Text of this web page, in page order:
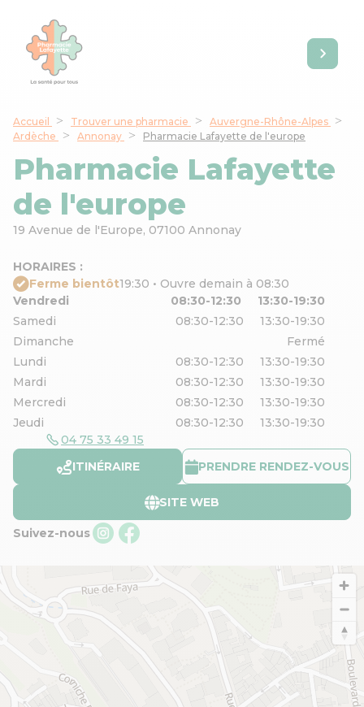
Accueil Trouver une pharmacie
Auvergne-Rhône-Alpes
Ardèche
Annonay Pharmacie Lafayette de l'europe
Pharmacie Lafayette
de l'europe
19 Avenue de l'Europe, 07100 Annonay
HORAIRES :
Ferme bientôt19:30 • Ouvre demain à 08:30
Vendredi
08:30-12:30
13:30-19:30
Samedi
08:30-12:30
13:30-19:30
Dimanche
Fermé
Lundi
08:30-12:30
13:30-19:30
Mardi
08:30-12:30
13:30-19:30
Mercredi
08:30-12:30
13:30-19:30
Jeudi
08:30-12:30
13:30-19:30
04 75 33 49 15
ITINÉRAIRE
PRENDRE RENDEZ-VOUS
SITE WEB
Suivez-nous